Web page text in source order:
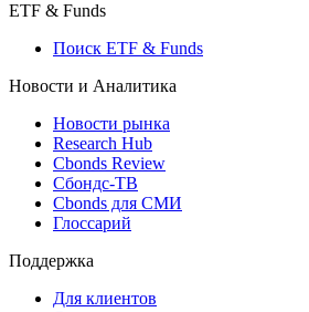
Макроэкономика
Виджет: Карта процентных ставок
ETF & Funds
Поиск ETF & Funds
Новости и Аналитика
Новости рынка
Research Hub
Сбондс-ТВ
Глоссарий